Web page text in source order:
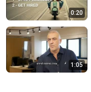
0:20
1:05